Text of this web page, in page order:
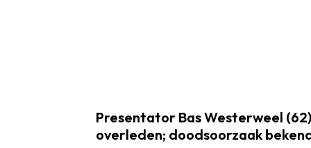
Presentator Bas Westerweel
overleden; doodsoorzaak